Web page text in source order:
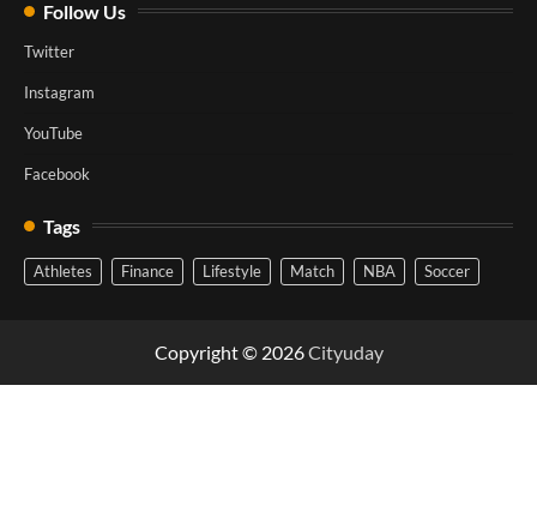
Follow Us
Twitter
Instagram
YouTube
Facebook
Tags
Athletes Finance Lifestyle Match NBA Soccer
Copyright © 2026Cityuday